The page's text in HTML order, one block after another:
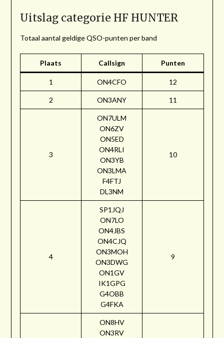
Uitslag categorie HF HUNTER
Totaal aantal geldige QSO-punten per band
Plaats Callsign Punten
1 ON4CFO 12
2 ON3ANY 11
3
ON7ULM
ON6ZV
ON5ED
ON4RLI
ON3YB
ON3LMA
F4FTJ
DL3NM
10
4
SP1JQJ
ON7LO
ON4JBS
ON4CJQ
ON3MOH
ON3DWG
ON1GV
IK1GPG
G4OBB
G4FKA
9
ON8HV
ON3RV